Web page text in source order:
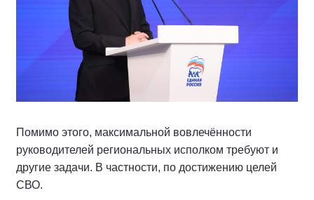
Помимо этого, максимальной вовлечённости
руководителей региональных исполком требуют и
другие задачи. В частности, по достижению целей
СВО.